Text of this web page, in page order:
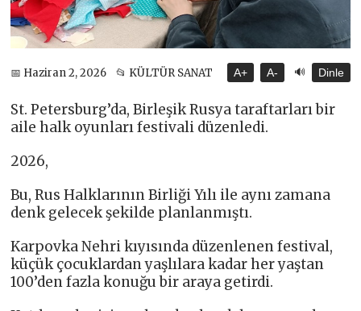
📅 Haziran 2, 2026 📂 KÜLTÜR SANAT A+ A- 🔊 Dinle
St. Petersburg’da, Birleşik Rusya taraftarları bir
aile halk oyunları festivali düzenledi.
2026,
Bu, Rus Halklarının Birliği Yılı ile aynı zamana
denk gelecek şekilde planlanmıştı.
Karpovka Nehri kıyısında düzenlenen festival,
küçük çocuklardan yaşlılara kadar her yaştan
100’den fazla konuğu bir araya getirdi.